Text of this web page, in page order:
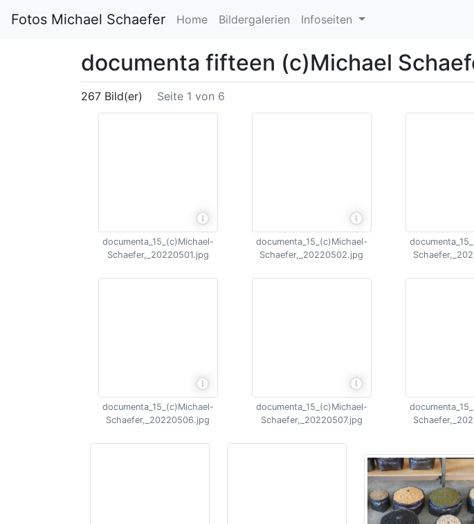
Fotos Michael Schaefer Home Bildergalerien Infoseiten
documenta fifteen (c)Michael
267 Bild(er) Seite 1 von 6
documenta_15_(c)Michael-
Schaefer,_20220501.jpg
documenta_15_(c)Michael-
Schaefer,_20220502.jpg
documenta_15_(c)Michael-
Schaefer,_20220506.jpg
documenta_15_(c)Michael-
Schaefer,_20220507.jpg